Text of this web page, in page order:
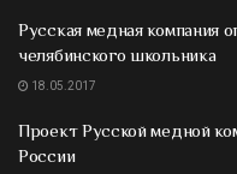
Русская медная компания
челябинского школьника
18.05.2017
Проект Русской медной
России